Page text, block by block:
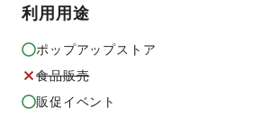
利用用途
ポップアップストア
食品販売
販促イベント